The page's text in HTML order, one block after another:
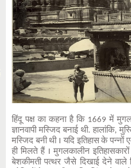
हिंदू पक्ष का कहना है कि 1669 में
ज्ञानवापी मस्जिद बनाई थी. हालांकि,
मस्जिद बनी थी I यदि इतिहास के पन्नों
ही मिलते हैं I मुगलकालीन
बेशकीमती पत्थर जैसे दिखाई देने